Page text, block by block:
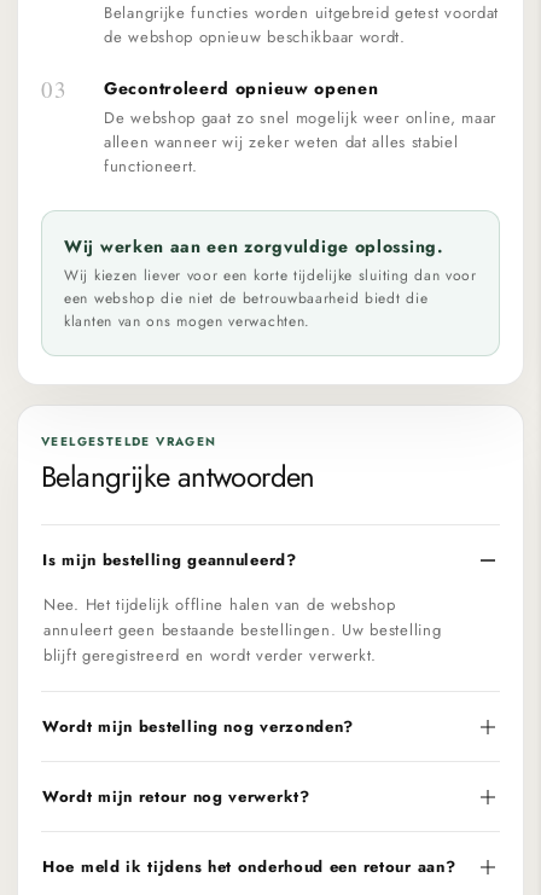
Belangrijke functies worden uitgebreid getest voordat
de webshop opnieuw beschikbaar wordt.
03 Gecontroleerd opnieuw openen
De webshop gaat zo snel mogelijk weer online, maar
alleen wanneer wij zeker weten dat alles stabiel
functioneert.
Wij werken aan een zorgvuldige oplossing.
Wij kiezen liever voor een korte tijdelijke sluiting dan voor
een webshop die niet de betrouwbaarheid biedt die
klanten van ons mogen verwachten.
VEELGESTELDE VRAGEN
Belangrijke antwoorden
Is mijn bestelling geannuleerd?
Nee. Het tijdelijk offline halen van de webshop
annuleert geen bestaande bestellingen. Uw bestelling
blijft geregistreerd en wordt verder verwerkt.
Wordt mijn bestelling nog verzonden?
Wordt mijn retour nog verwerkt?
Hoe meld ik tijdens het onderhoud een retour aan?